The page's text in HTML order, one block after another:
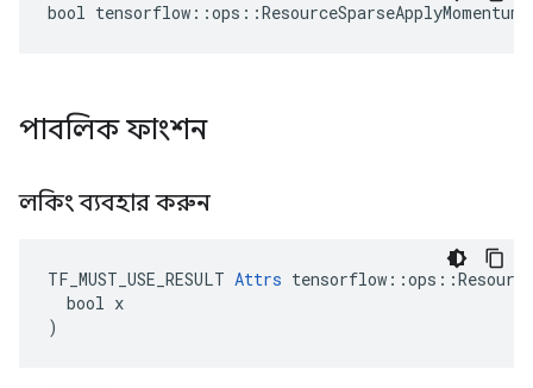
bool
পাবলিক ফাংশন
লকিং ব্যবহার করুন
TF_MUST_USE_RESULT Attrs
  bool x
)